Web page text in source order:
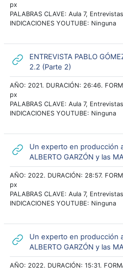
px
PALABRAS CLAVE: Aula 7, Entrevistas
INDICACIONES YOUTUBE: Ninguna
ENTREVISTA PABLO
2.2 (Parte 2)
AÑO: 2021. DURACIÓN: 26:46.
px
PALABRAS CLAVE: Aula 7, Entrevistas
INDICACIONES YOUTUBE: Ninguna
Un experto en producción
ALBERTO GARZÓN y las
AÑO: 2022. DURACIÓN: 28:57.
px
PALABRAS CLAVE: Aula 7, Entrevistas
INDICACIONES YOUTUBE: Ninguna
Un experto en producción
ALBERTO GARZÓN y las
AÑO: 2022. DURACIÓN: 15:31.